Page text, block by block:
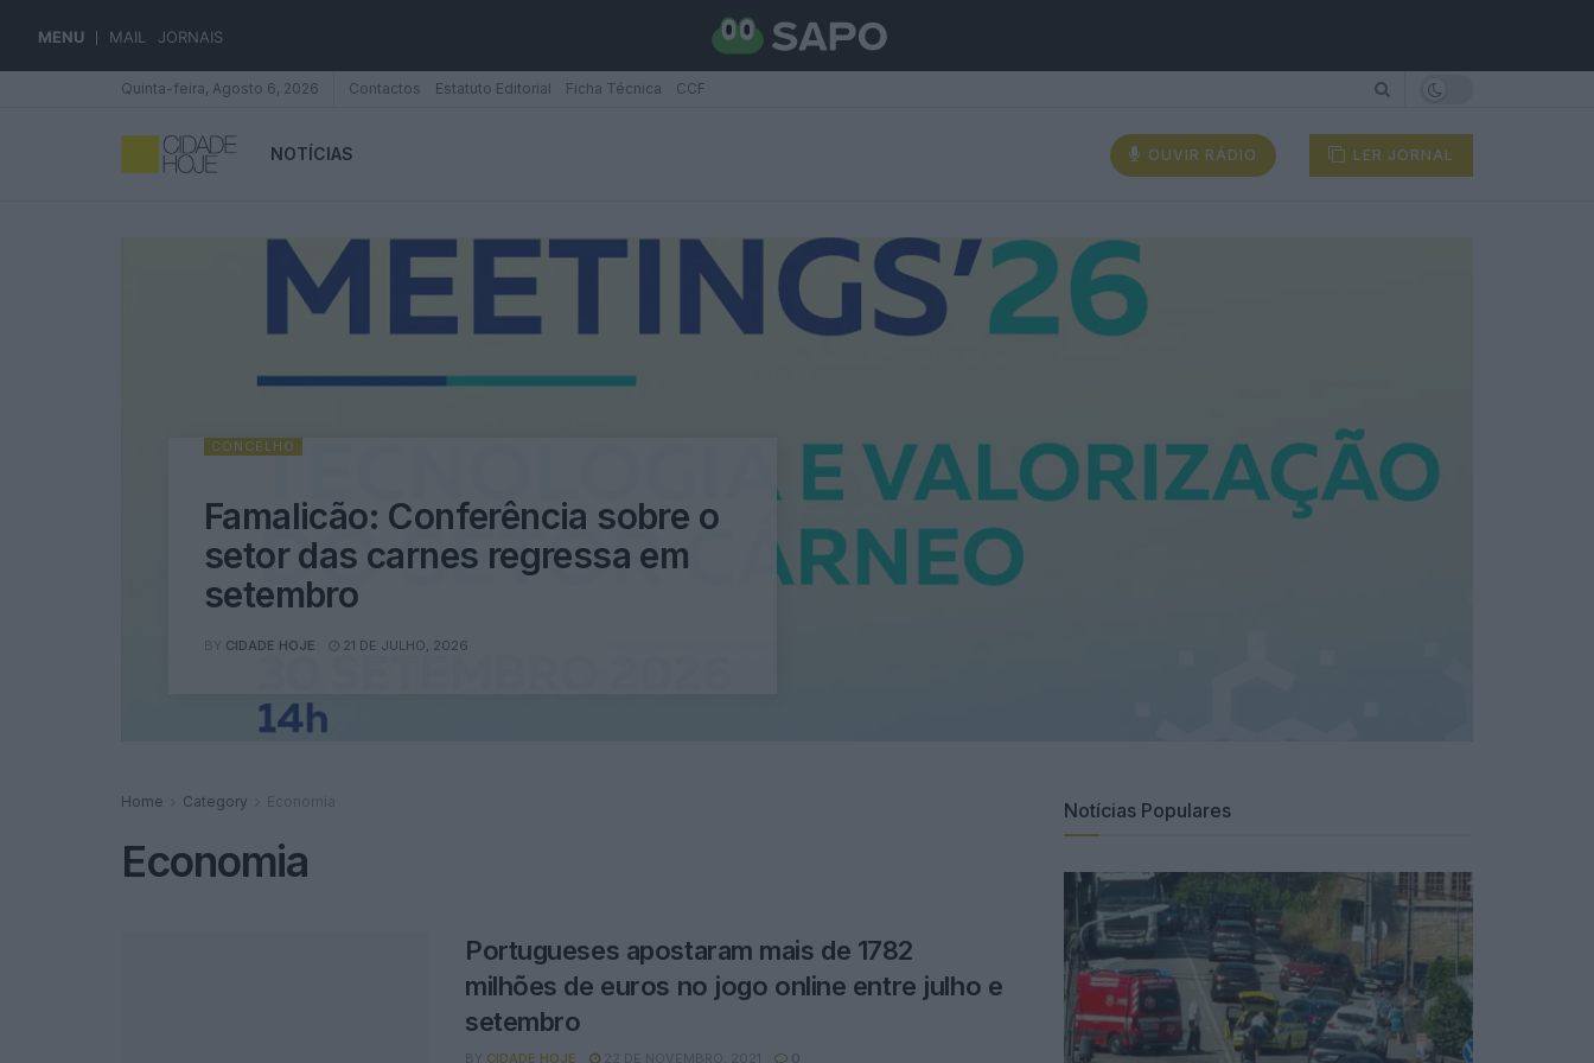
MENU MAIL JORNAIS
Quinta-feira, Agosto 6, 2026 Contactos Estatuto Editorial Ficha Técnica CCF
NOTÍCIAS OUVIR RÁDIO LER JORNAL
CONCELHO
Famalicão: Conferência sobre o
setor das carnes regressa em
setembro
BY CIDADE HOJE 21 DE JULHO, 2026
Home Category Economia
Economia
Portugueses apostaram mais de 1782
milhões de euros no jogo online entre julho e
setembro
BY CIDADE HOJE 22 DE NOVEMBRO, 2021 0
Notícias Populares